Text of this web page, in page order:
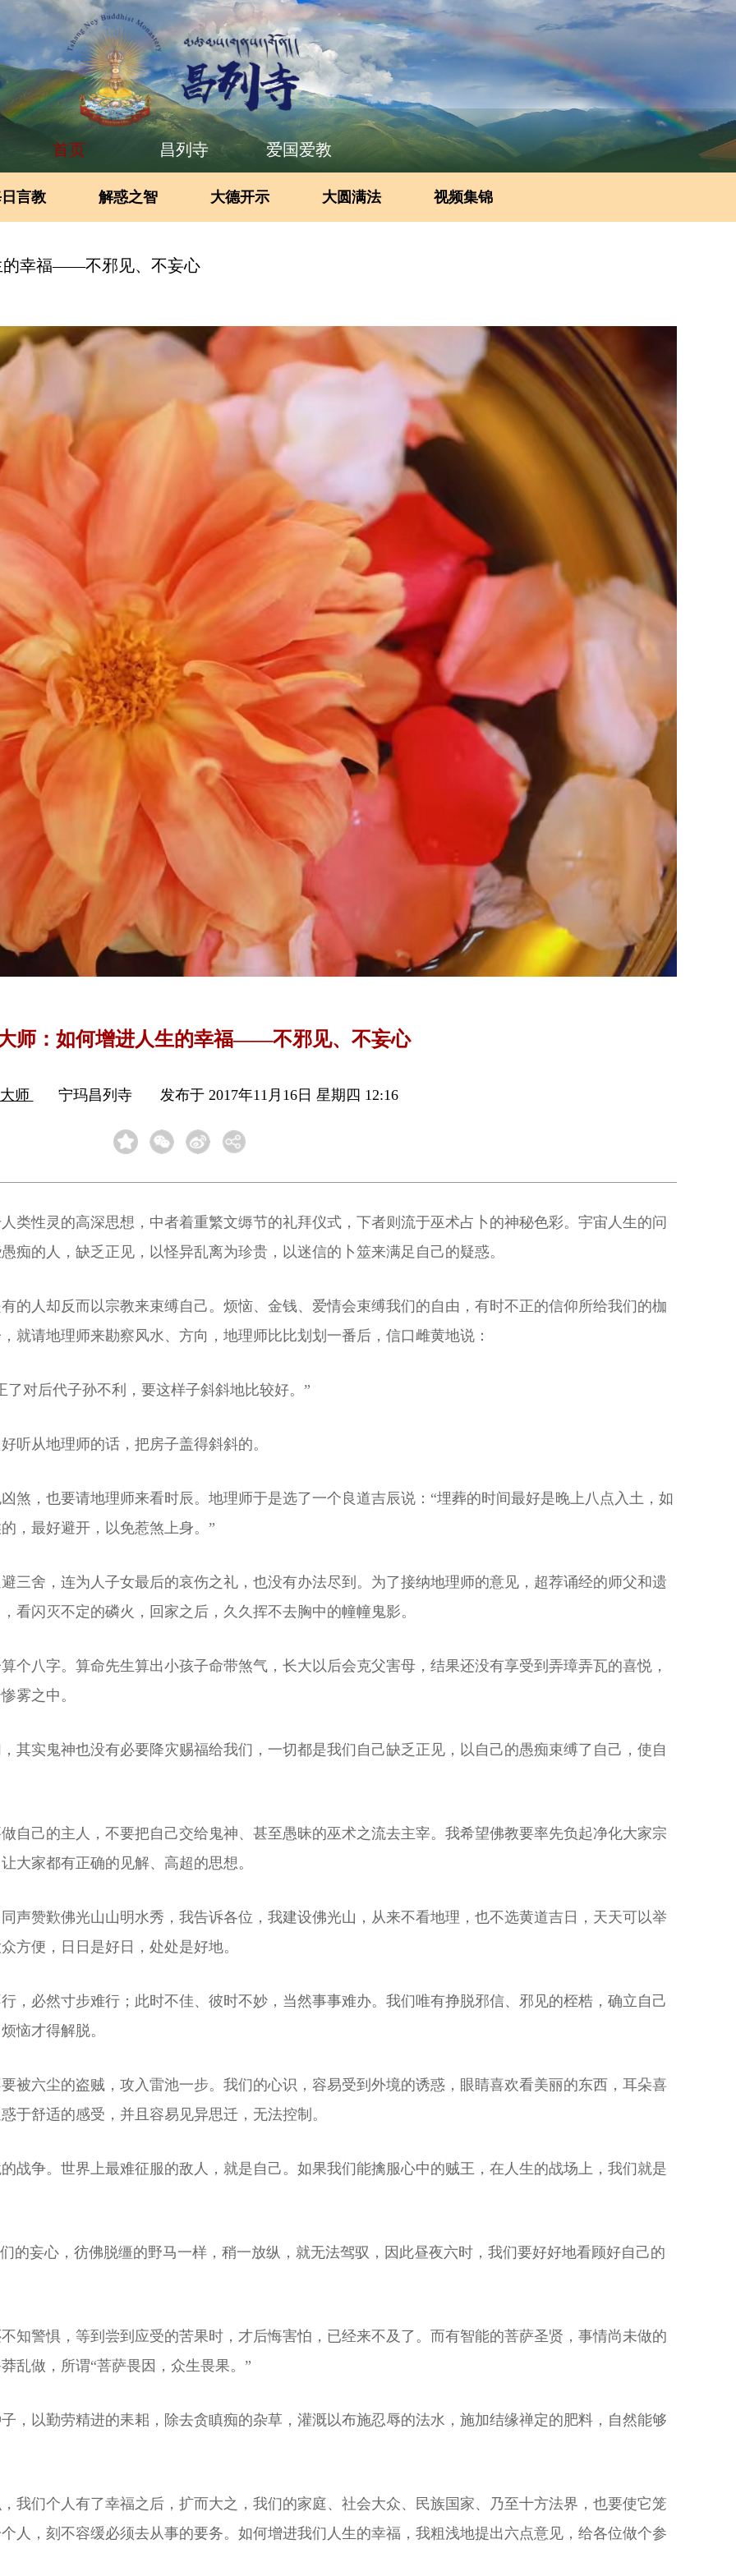
首页 昌列寺 爱国爱教
言教 解惑之智 大德开示 大圆满法 视频集锦
的幸福——不邪见、不妄心
师：如何增进人生的幸福——不邪见、不妄心
师 宁玛昌列寺 发布于 2017年11月16日 星期四 12:16
类性灵的高深思想，中者着重繁文缛节的礼拜仪式，下者则流于巫术占卜的神秘色彩。宇宙人生的问
痴的人，缺乏正见，以怪异乱离为珍贵，以迷信的卜筮来满足自己的疑惑。
的人却反而以宗教来束缚自己。烦恼、金钱、爱情会束缚我们的自由，有时不正的信仰所给我们的枷
就请地理师来勘察风水、方向，地理师比比划划一番后，信口雌黄地说：
对后代子孙不利，要这样子斜斜地比较好。”
听从地理师的话，把房子盖得斜斜的。
煞，也要请地理师来看时辰。地理师于是选了一个良道吉辰说：“埋葬的时间最好是晚上八点入土，如
，最好避开，以免惹煞上身。”
三舍，连为人子女最后的哀伤之礼，也没有办法尽到。为了接纳地理师的意见，超荐诵经的师父和遗
看闪灭不定的磷火，回家之后，久久挥不去胸中的幢幢鬼影。
个八字。算命先生算出小孩子命带煞气，长大以后会克父害母，结果还没有享受到弄璋弄瓦的喜悦，
雾之中。
其实鬼神也没有必要降灾赐福给我们，一切都是我们自己缺乏正见，以自己的愚痴束缚了自己，使自
自己的主人，不要把自己交给鬼神、甚至愚昧的巫术之流去主宰。我希望佛教要率先负起净化大家宗
大家都有正确的见解、高超的思想。
声赞歎佛光山山明水秀，我告诉各位，我建设佛光山，从来不看地理，也不选黄道吉日，天天可以举
方便，日日是好日，处处是好地。
，必然寸步难行；此时不佳、彼时不妙，当然事事难办。我们唯有挣脱邪信、邪见的桎梏，确立自己
恼才得解脱。
被六尘的盗贼，攻入雷池一步。我们的心识，容易受到外境的诱惑，眼睛喜欢看美丽的东西，耳朵喜
于舒适的感受，并且容易见异思迁，无法控制。
战争。世界上最难征服的敌人，就是自己。如果我们能擒服心中的贼王，在人生的战场上，我们就是
的妄心，彷佛脱缰的野马一样，稍一放纵，就无法驾驭，因此昼夜六时，我们要好好地看顾好自己的
知警惧，等到尝到应受的苦果时，才后悔害怕，已经来不及了。而有智能的菩萨圣贤，事情尚未做的
乱做，所谓“菩萨畏因，众生畏果。”
，以勤劳精进的耒耜，除去贪瞋痴的杂草，灌溉以布施忍辱的法水，施加结缘禅定的肥料，自然能够
我们个人有了幸福之后，扩而大之，我们的家庭、社会大众、民族国家、乃至十方法界，也要使它笼
人，刻不容缓必须去从事的要务。如何增进我们人生的幸福，我粗浅地提出六点意见，给各位做个参